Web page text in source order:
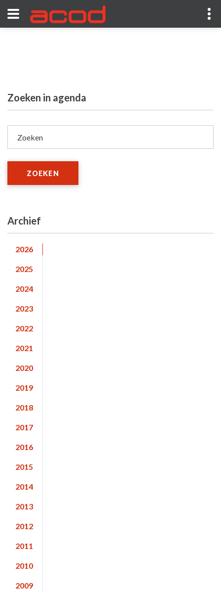
Zoeken in agenda
Zoeken
ZOEKEN
Archief
2026
2025
2024
2023
2022
2021
2020
2019
2018
2017
2016
2015
2014
2013
2012
2011
2010
2009